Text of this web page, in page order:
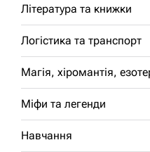
Література та книжки
Логістика та транспорт
Магія, хіромантія,
Міфи та легенди
Навчання